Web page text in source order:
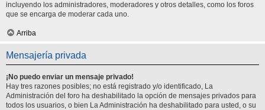
incluyendo los administradores, moderadores y otros detalles, como los foros
que se encarga de moderar cada uno.
Arriba
Mensajería privada
¡No puedo enviar un mensaje privado!
Hay tres razones posibles; no está registrado y/o identificado, La
Administración del foro ha deshabilitado la opción de mensajes privados para
todos los usuarios, o bien La Administración ha deshabilitado para usted, o su